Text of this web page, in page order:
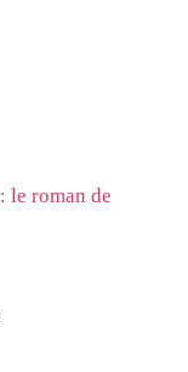
le roman de